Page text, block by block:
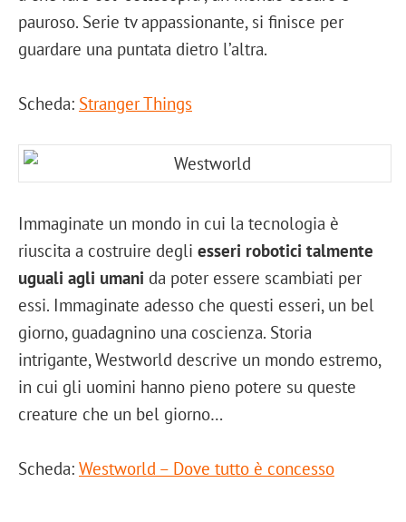
pauroso. Serie tv appassionante, si finisce per
guardare una puntata dietro l’altra.
Scheda: Stranger Things
Immaginate un mondo in cui la tecnologia è
riuscita a costruire degli esseri robotici talmente
uguali agli umani da poter essere scambiati per
essi. Immaginate adesso che questi esseri, un bel
giorno, guadagnino una coscienza. Storia
intrigante, Westworld descrive un mondo estremo,
in cui gli uomini hanno pieno potere su queste
creature che un bel giorno…
Scheda: Westworld – Dove tutto è concesso